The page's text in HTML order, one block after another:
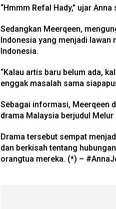
“Hmmm Refal Hady,” ujar
Sedangkan Meerqeen,
Indonesia yang menjadi lawan
Indonesia.
“Kalau artis baru belum ada,
enggak masalah sama
Sebagai informasi, Meerqeen
drama Malaysia berjudul Melur
Drama tersebut sempat
dan berkisah tentang
orangtua mereka. (*) –